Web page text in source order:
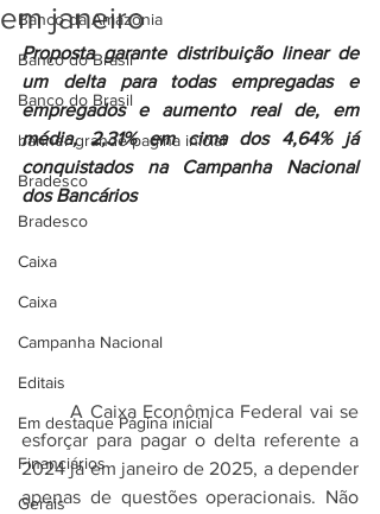
Banco da Amazônia
Banco do Brasil
Banco do Brasil
banner grande pagina inicial
Bradesco
Bradesco
Caixa
Caixa
Campanha Nacional
Editais
Em destaque Página inicial
Financiários
Gerais
em janeiro
Proposta garante distribuição linear de
um delta para todas empregadas e
empregados e aumento real de, em
média, 2,31% em cima dos 4,64% já
conquistados na Campanha Nacional
dos Bancários
	A Caixa Econômica Federal vai se
esforçar para pagar o delta referente a
2024 já em janeiro de 2025, a depender
apenas de questões operacionais. Não